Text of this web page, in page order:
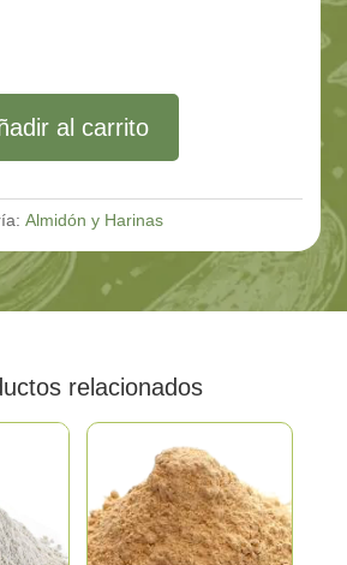
al carrito
Almidón y Harinas
relacionados